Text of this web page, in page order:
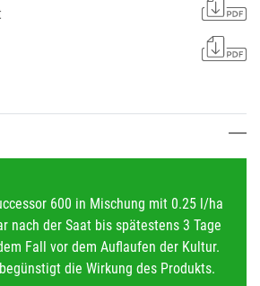
600 in Mischung mit 0.25 l/ha
nach der Saat bis spätestens 3 Tage
Fall vor dem Auflaufen der Kultur.
die Wirkung des Produkts.